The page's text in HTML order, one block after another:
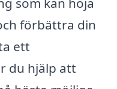
förbättra din
ett
du hjälp att